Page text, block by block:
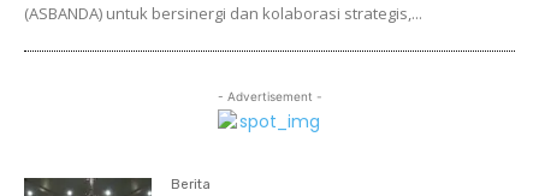
(ASBANDA) untuk bersinergi dan kolaborasi strategis,...
- Advertisement -
Berita